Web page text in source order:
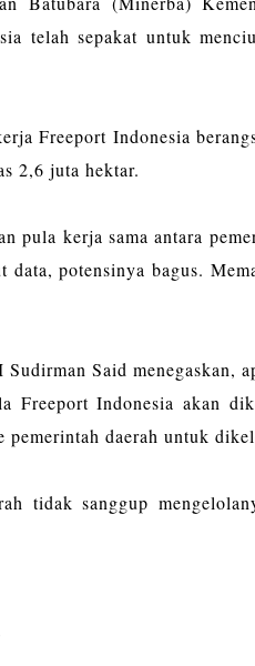
telah sepakat untuk
Freeport Indonesia
2,6 juta hektar.
pula kerja sama antara
data, potensinya bagus.
Said menegaskan,
Freeport Indonesia akan
pemerintah daerah untuk
tidak sanggup